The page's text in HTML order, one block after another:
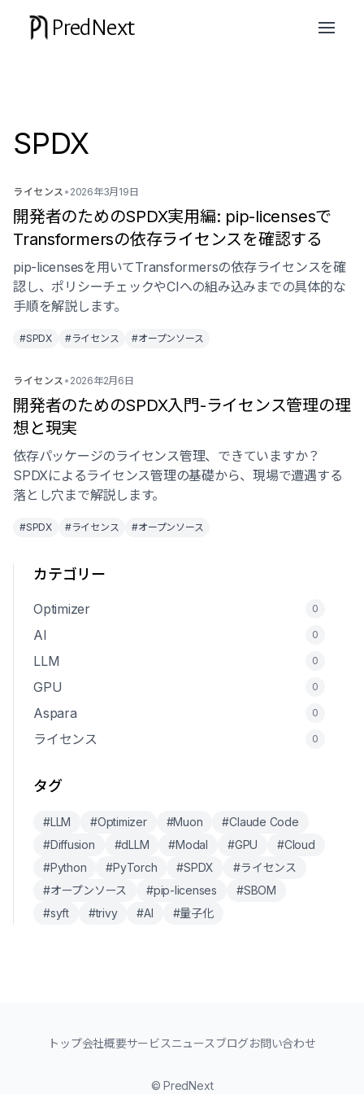
PredNext
SPDX
ライセンス • 2026年3月19日
開発者のためのSPDX実用編: pip-licensesで
Transformersの依存ライセンスを確認する
pip-licensesを用いてTransformersの依存ライセンスを確
認し、ポリシーチェックやCIへの組み込みまでの具体的な
手順を解説します。
#SPDX #ライセンス #オープンソース
ライセンス • 2026年2月6日
開発者のためのSPDX入門-ライセンス管理の理
想と現実
依存パッケージのライセンス管理、できていますか？
SPDXによるライセンス管理の基礎から、現場で遭遇する
落とし穴まで解説します。
#SPDX #ライセンス #オープンソース
カテゴリー
Optimizer 0
AI 0
LLM 0
GPU 0
Aspara 0
ライセンス 0
タグ
#LLM #Optimizer #Muon
#Claude Code
#Diffusion
#dLLM #Modal #GPU
#Cloud
#Python
#PyTorch #SPDX
#ライセンス
#オープンソース
#pip-licenses
#SBOM
#syft
#trivy #AI #量子化
トップ会社概要サービスニュースブログお問い合わせ
© PredNext